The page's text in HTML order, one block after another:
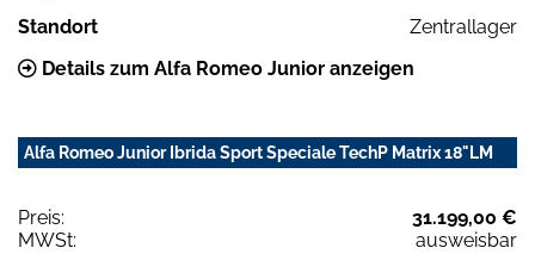
Standort
Zentrallager
Details zum Alfa Romeo Junior anzeigen
Alfa Romeo Junior Ibrida Sport Speciale TechP Matrix 18"LM
Preis:
31.199,00 €
MWSt:
ausweisbar